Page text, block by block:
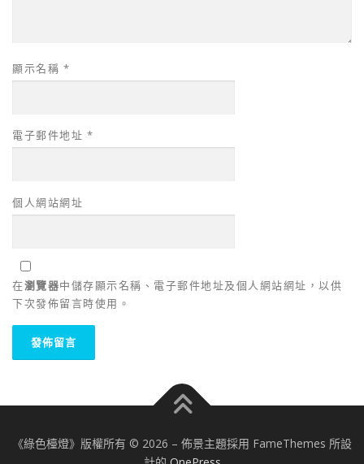
顯示名稱 *
電子郵件地址 *
個人網站網址
在瀏覽器中儲存顯示名稱、電子郵件地址及個人網站網址，以供
下次發佈留言時使用。
《綠色檯燈》版權所有 © 2026 – 佈景主題採用 FameThemes 所設